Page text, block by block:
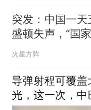
突发：中国一天
盛顿失声，“国
再是美国专利
火星方阵
导弹射程可覆
光，这一次，中